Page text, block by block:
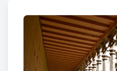
s’estava construint l’any
El convent ha patit greus
seva història. Quan el